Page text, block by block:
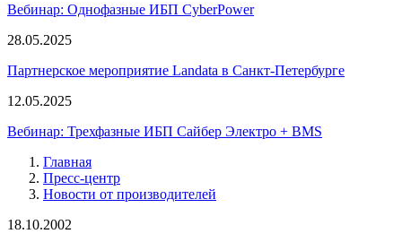
Вебинар: Однофазные ИБП CyberPower
28.05.2025
Партнерское мероприятие Landata в Санкт-Петербурге
12.05.2025
Вебинар: Трехфазные ИБП Сайбер Электро + BMS
Главная
Пресс-центр
Новости от производителей
18.10.2002